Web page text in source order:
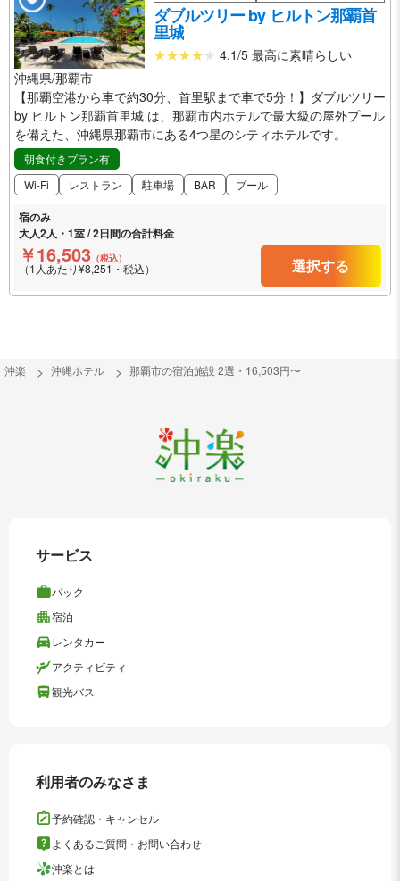
ダブルツリー by ヒルトン那覇首
里城
4.1/5 最高に素晴らしい
沖縄県/那覇市
【那覇空港から車で約30分、首里駅まで車で5分！】ダブルツリー
by ヒルトン那覇首里城 は、那覇市内ホテルで最大級の屋外プール
を備えた、沖縄県那覇市にある4つ星のシティホテルです。
朝食付きプラン有
Wi-Fi
レストラン 駐車場 BAR プール
宿のみ
大人2人・1室 / 2日間の合計料金
￥16,503 （税込）
（1人あたり¥8,251・税込） 選択する
沖楽 沖縄ホテル 那覇市の宿泊施設 2選・16,503円〜
サービス
パック
宿泊
レンタカー
アクティビティ
観光バス
利用者のみなさま
予約確認・キャンセル
よくあるご質問・お問い合わせ
沖楽とは